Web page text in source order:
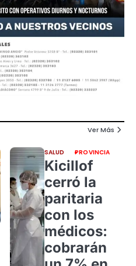
Ver Más
SALUD PROVINCIA
Kicillof
cerró la
paritaria
con los
médicos:
cobrarán